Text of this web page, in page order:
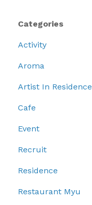
Categories
Activity
Aroma
Artist In Residence
Cafe
Event
Recruit
Residence
Restaurant Myu